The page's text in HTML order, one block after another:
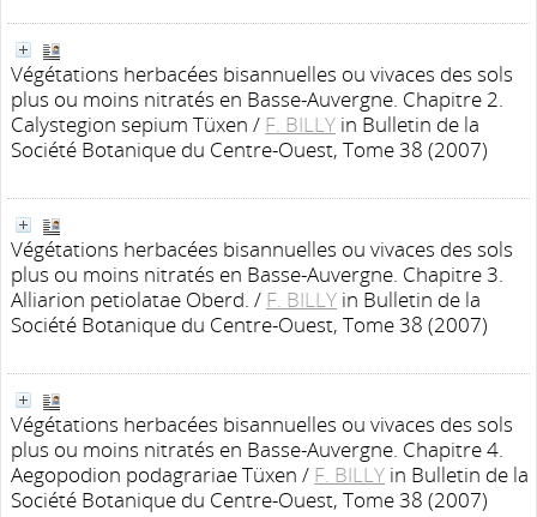
Végétations herbacées bisannuelles ou vivaces des sols
plus ou moins nitratés en Basse-Auvergne. Chapitre 2.
Calystegion sepium Tüxen / F. BILLY in Bulletin de la
Société Botanique du Centre-Ouest, Tome 38 (2007)
Végétations herbacées bisannuelles ou vivaces des sols
plus ou moins nitratés en Basse-Auvergne. Chapitre 3.
Alliarion petiolatae Oberd. / F. BILLY in Bulletin de la
Société Botanique du Centre-Ouest, Tome 38 (2007)
Végétations herbacées bisannuelles ou vivaces des sols
plus ou moins nitratés en Basse-Auvergne. Chapitre 4.
Aegopodion podagrariae Tüxen / F. BILLY in Bulletin de la
Société Botanique du Centre-Ouest, Tome 38 (2007)